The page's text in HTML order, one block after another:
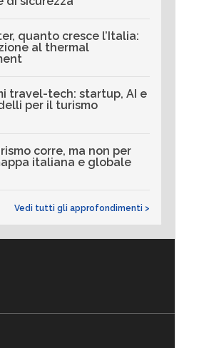
quanto cresce l’Italia:
al thermal
travel-tech: startup, AI e
per il turismo
corre, ma non per
italiana e globale
Vedi tutti gli approfondimenti >